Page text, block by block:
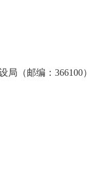
（邮编：366100）